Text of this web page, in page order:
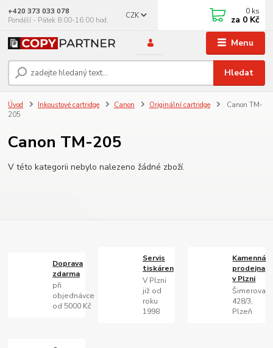
Menu
CZK
Hledat
+420 373 033 078
Pondělí - Pátek 8:00-16:00 hod.
0 ks
za 0 Kč
Úvod Inkoustové cartridge Canon Originální cartridge
Canon TM-
205
Canon TM-205
V této kategorii nebylo nalezeno žádné zboží.
Doprava
zdarma
při
objednávce
od 5000 Kč
Servis
tiskáren
V Plzni
již od
roku
1998
Kamenná
prodejna
v Plzni
Šimerova
428/3,
Plzeň